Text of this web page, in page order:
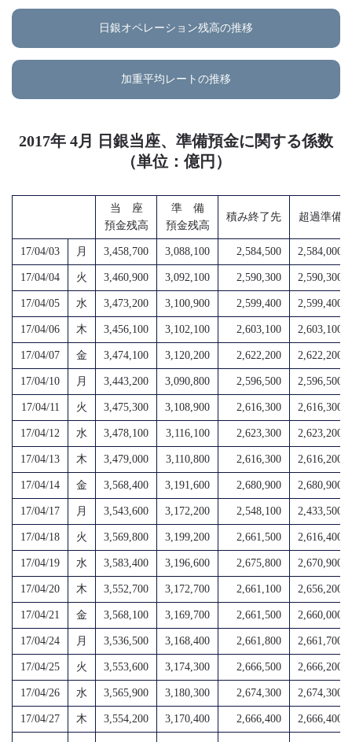
日銀オペレーション残高の推移
加重平均レートの推移
2017年 4月 日銀当座、準備預金に関する係数
（単位：億円）
当 座
預金残高
準 備
預金残高
積み終了先 超過準備
17/04/03 月 3,458,700 3,088,100 2,584,500 2,584,000
17/04/04 火 3,460,900 3,092,100 2,590,300 2,590,300
17/04/05 水 3,473,200 3,100,900 2,599,400 2,599,400
17/04/06 木 3,456,100 3,102,100 2,603,100 2,603,100
17/04/07 金 3,474,100 3,120,200 2,622,200 2,622,200
17/04/10 月 3,443,200 3,090,800 2,596,500 2,596,500
17/04/11 火 3,475,300 3,108,900 2,616,300 2,616,300
17/04/12 水 3,478,100 3,116,100 2,623,300 2,623,200
17/04/13 木 3,479,000 3,110,800 2,616,300 2,616,200
17/04/14 金 3,568,400 3,191,600 2,680,900 2,680,900
17/04/17 月 3,543,600 3,172,200 2,548,100 2,433,500
17/04/18 火 3,569,800 3,199,200 2,661,500 2,616,400
17/04/19 水 3,583,400 3,196,600 2,675,800 2,670,900
17/04/20 木 3,552,700 3,172,700 2,661,100 2,656,200
17/04/21 金 3,568,100 3,169,700 2,661,500 2,660,000
17/04/24 月 3,536,500 3,168,400 2,661,800 2,661,700
17/04/25 火 3,553,600 3,174,300 2,666,500 2,666,200
17/04/26 水 3,565,900 3,180,300 2,674,300 2,674,300
17/04/27 木 3,554,200 3,170,400 2,666,400 2,666,400